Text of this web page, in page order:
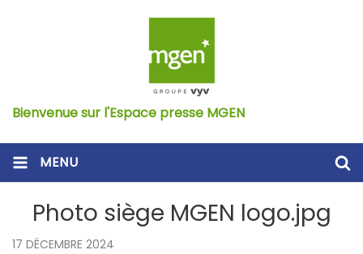
Bienvenue sur l'Espace presse MGEN
MENU
Photo siège MGEN logo.jpg
17 DÉCEMBRE 2024